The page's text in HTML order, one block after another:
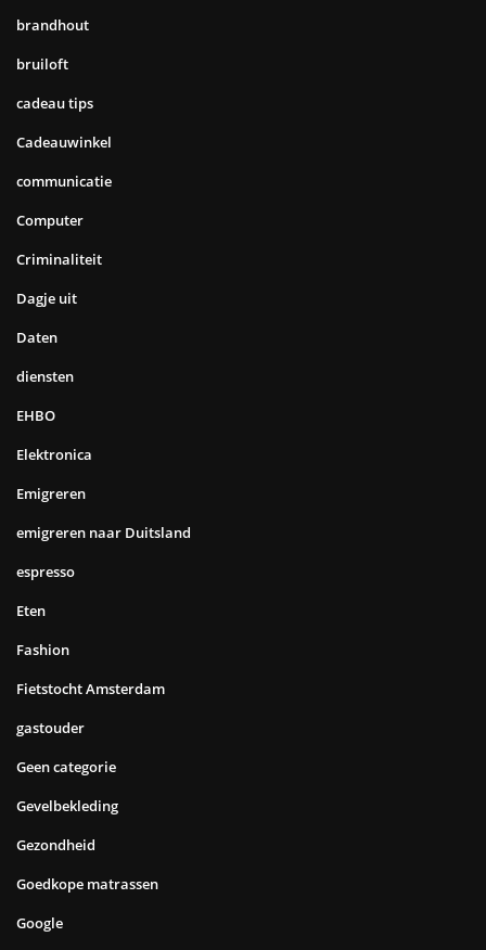
brandhout
bruiloft
cadeau tips
Cadeauwinkel
communicatie
Computer
Criminaliteit
Dagje uit
Daten
diensten
EHBO
Elektronica
Emigreren
emigreren naar Duitsland
espresso
Eten
Fashion
Fietstocht Amsterdam
gastouder
Geen categorie
Gevelbekleding
Gezondheid
Goedkope matrassen
Google